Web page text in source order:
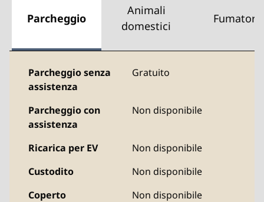
Parcheggio
Animali
domestici
Fumatori
Parcheggio senza
assistenza
Gratuito
Parcheggio con
assistenza
Non disponibile
Ricarica per EV
Non disponibile
Custodito
Non disponibile
Coperto
Non disponibile